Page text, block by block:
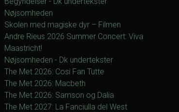
Nøjsomheden
Skolen med magiske dyr – Filmen
Andre Rieus 2026 Summer Concert: Viva
Maastricht!
Nøjsomheden - Dk undertekster
The Met 2026: Cosi Fan Tutte
The Met 2026: Macbeth
The Met 2026: Samson og Dalia
The Met 2027: La Fanciulla del West